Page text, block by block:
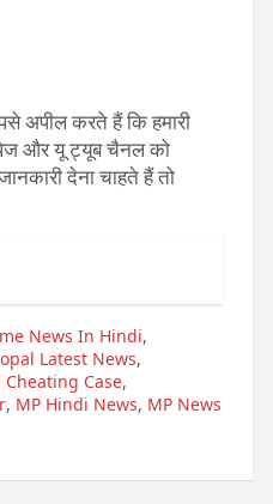
अपील करते हैं कि हमारी
और यू ट्यूब चैनल को
देना चाहते हैं तो
News In Hindi,
Latest News,
Case,
, MP Hindi News, MP News